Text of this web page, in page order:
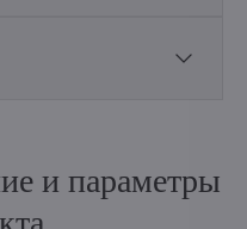
и параметры